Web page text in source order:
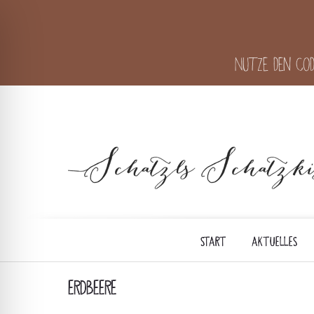
Nutze den
START AKTUELLES
ERDBEERE